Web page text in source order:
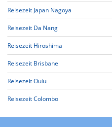
Reisezeit Japan Nagoya
Reisezeit Da Nang
Reisezeit Hiroshima
Reisezeit Brisbane
Reisezeit Oulu
Reisezeit Colombo